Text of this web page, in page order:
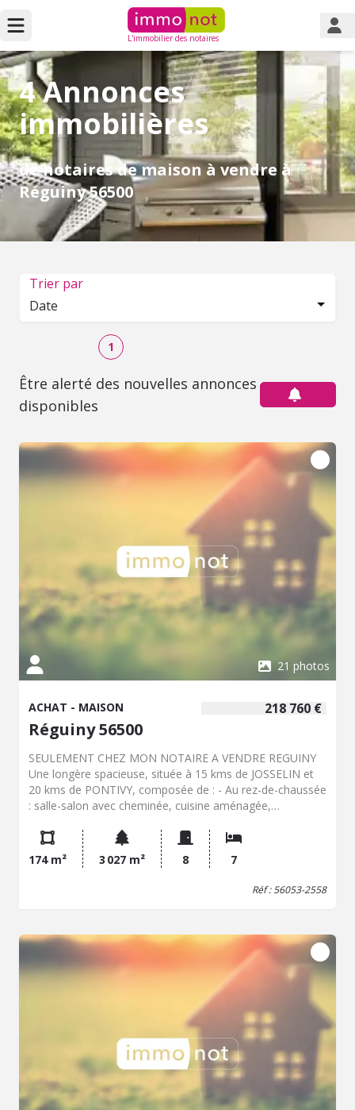
L'immobilier des notaires
4 Annonces
immobilières
de notaires de maison à vendre à
Réguiny 56500
Trier par
Date
1
Être alerté des nouvelles annonces
disponibles
21 photos
218 760 €
ACHAT - MAISON
Réguiny 56500
SEULEMENT CHEZ MON NOTAIRE A VENDRE REGUINY
Une longère spacieuse, située à 15 kms de JOSSELIN et
20 kms de PONTIVY, composée de : - Au rez-de-chaussée
: salle-salon avec cheminée, cuisine aménagée,
garage, - A l'étage : palier, cinq chambres, salle de
bains/WC. Carport Box à chevaux et débarras Terrain
attenant arboré et clôturé d'environ 3000m²
174 m² 3 027 m² 8 7
Réf : 56053-2558